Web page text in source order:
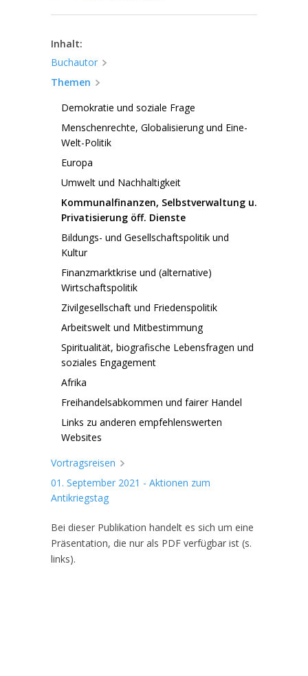
Inhalt:
Buchautor
Themen
Demokratie und soziale Frage
Menschenrechte, Globalisierung und Eine-
Welt-Politik
Europa
Umwelt und Nachhaltigkeit
Kommunalfinanzen, Selbstverwaltung u.
Privatisierung öff. Dienste
Bildungs- und Gesellschaftspolitik und
Kultur
Finanzmarktkrise und (alternative)
Wirtschaftspolitik
Zivilgesellschaft und Friedenspolitik
Arbeitswelt und Mitbestimmung
Spiritualität, biografische Lebensfragen und
soziales Engagement
Afrika
Freihandelsabkommen und fairer Handel
Links zu anderen empfehlenswerten
Websites
Vortragsreisen
01. September 2021 - Aktionen zum
Antikriegstag
Bei dieser Publikation handelt es sich um eine
Präsentation, die nur als PDF verfügbar ist (s.
links).